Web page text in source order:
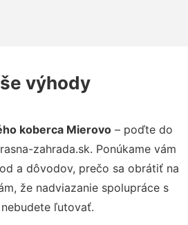
výhody
koberca Mierovo– poďte do
zahrada.sk. Ponúkame vám
a dôvodov, prečo sa obrátiť na
že nadviazanie spolupráce s
ľutovať.